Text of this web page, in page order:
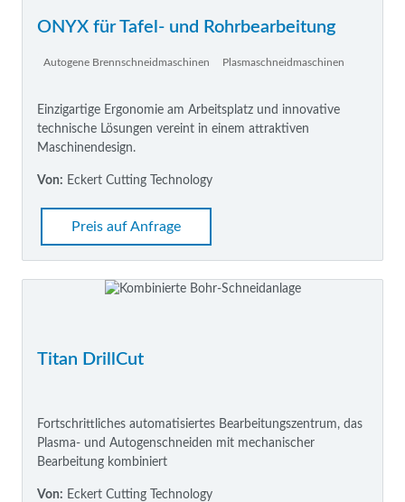
ONYX für Tafel- und Rohrbearbeitung
Autogene Brennschneidmaschinen Plasmaschneidmaschinen
Einzigartige Ergonomie am Arbeitsplatz und innovative
technische Lösungen vereint in einem attraktiven
Maschinendesign.
Von: Eckert Cutting Technology
Preis auf Anfrage
Titan DrillCut
Fortschrittliches automatisiertes Bearbeitungszentrum, das
Plasma- und Autogenschneiden mit mechanischer
Bearbeitung kombiniert
Von: Eckert Cutting Technology